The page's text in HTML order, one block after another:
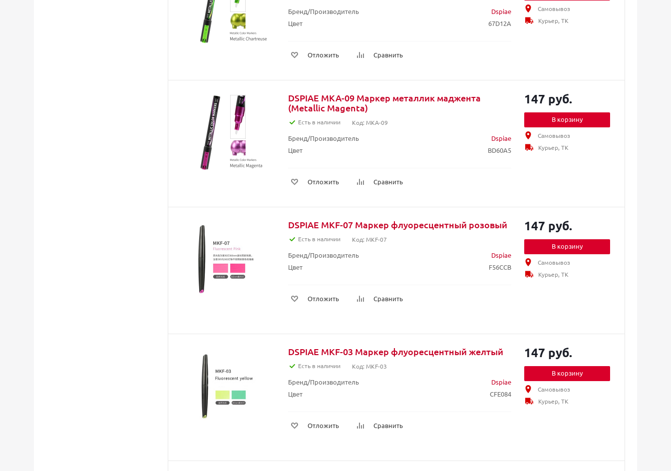
Бренд/Производитель
Dspiae
Цвет
67D12A
Отложить Сравнить
Самовывоз
Курьер, ТК
DSPIAE MKA-09 Маркер металлик маджента
(Metallic Magenta)
Есть в наличии Код: MKA-09
Бренд/Производитель
Dspiae
Цвет
BD60A5
Отложить Сравнить
147 руб.
В корзину
Самовывоз
Курьер, ТК
DSPIAE MKF-07 Маркер флуоресцентный розовый
Есть в наличии Код: MKF-07
Бренд/Производитель
Dspiae
Цвет
F56CCB
Отложить Сравнить
147 руб.
В корзину
Самовывоз
Курьер, ТК
DSPIAE MKF-03 Маркер флуоресцентный желтый
Есть в наличии Код: MKF-03
Бренд/Производитель
Dspiae
Цвет
CFE084
Отложить Сравнить
147 руб.
В корзину
Самовывоз
Курьер, ТК